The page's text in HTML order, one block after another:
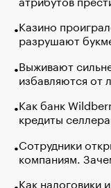
Казино
разрушают
Выживают
избавляются от
Как банк
кредиты
Сотрудники
компаниям.
Как налоговики